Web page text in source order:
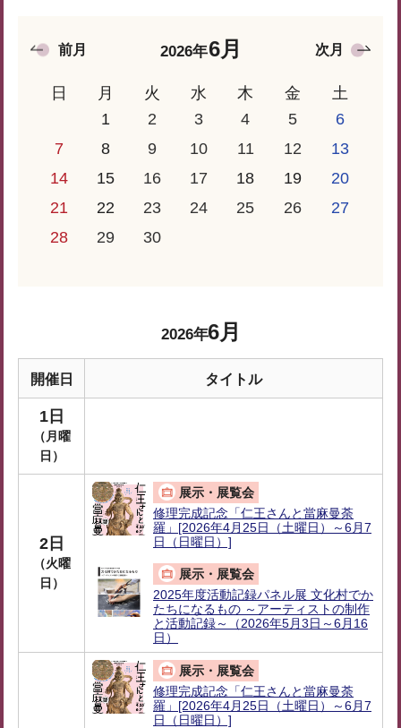
2026年6月
前月 次月
日 月 火 水 木 金
土
1
2 3 4 5
6
7
8 9 10 11 12
13
14
15 16 17 18 19
20
21
22 23 24 25 26
27
28
29 30
2026年6月
開催日 タイトル
1日
（月曜
日）
2日
（火曜
日）
展示・展覧会
修理完成記念「仁王さんと當麻曼荼
羅」[2026年4月25日（土曜日）～6月7
日（日曜日）]
展示・展覧会
2025年度活動記録パネル展 文化村でか
たちになるもの ～アーティストの制作
と活動記録～（2026年5月3日～6月16
日）
展示・展覧会
修理完成記念「仁王さんと當麻曼荼
羅」[2026年4月25日（土曜日）～6月7
日（日曜日）]